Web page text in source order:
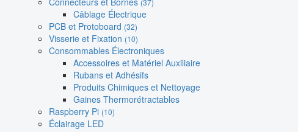
Câblage Électrique
PCB et Protoboard (32)
Visserie et Fixation (10)
Consommables Électroniques
Accessoires et Matériel Auxiliaire
Rubans et Adhésifs
Produits Chimiques et Nettoyage
Gaines Thermorétractables
Raspberry Pi (10)
Éclairage LED